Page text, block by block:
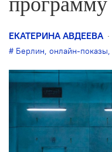
ЕКАТЕРИНА АВДЕЕВА
Берлин, онлайн-показы,